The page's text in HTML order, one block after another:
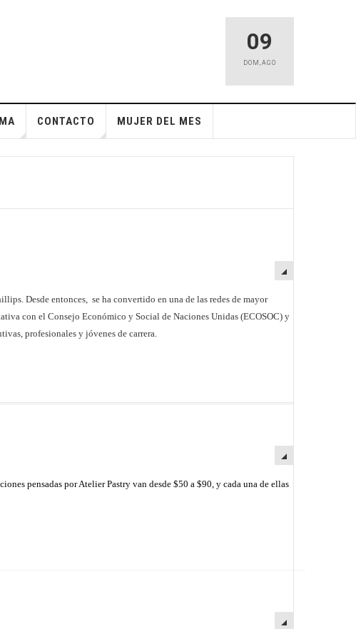
09
DOM , AGO
CONTACTO MUJER DEL MES
Desde entonces, se ha convertido en una de las redes de mayor
con el Consejo Económico y Social de Naciones Unidas (ECOSOC) y
profesionales y jóvenes de carrera.
pensadas por Atelier Pastry van desde $50 a $90, y cada una de ellas